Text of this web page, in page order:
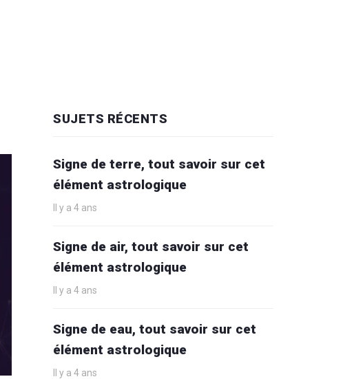
SUJETS RÉCENTS
Signe de terre, tout savoir sur cet
élément astrologique
Il y a 4 ans
Signe de air, tout savoir sur cet
élément astrologique
Il y a 4 ans
Signe de eau, tout savoir sur cet
élément astrologique
Il y a 4 ans